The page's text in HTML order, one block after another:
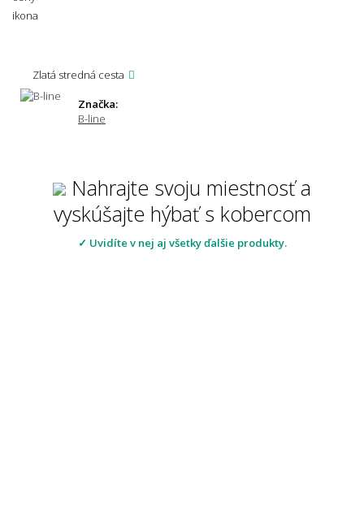
Zlatá stredná cesta
Značka:
B-line
Nahrajte svoju miestnosť a
vyskúšajte hýbať s kobercom
✓ Uvidíte v nej aj všetky ďalšie produkty.